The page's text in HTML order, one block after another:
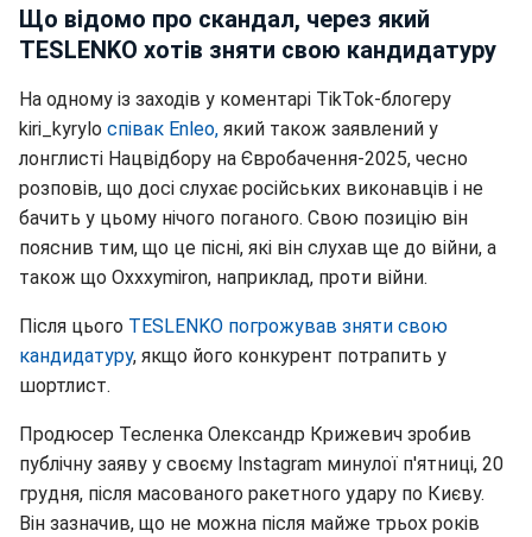
Що відомо про скандал, через який
TESLENKO хотів зняти свою кандидатуру
На одному із заходів у коментарі TikTok-блогеру
kiri_kyrylo співак Enleo, який також заявлений у
лонглисті Нацвідбору на Євробачення-2025, чесно
розповів, що досі слухає російських виконавців і не
бачить у цьому нічого поганого. Свою позицію він
пояснив тим, що це пісні, які він слухав ще до війни, а
також що Oxxxymiron, наприклад, проти війни.
Після цього TESLENKO погрожував зняти свою
кандидатуру, якщо його конкурент потрапить у
шортлист.
Продюсер Тесленка Олександр Крижевич зробив
публічну заяву у своєму Instagram минулої п'ятниці, 20
грудня, після масованого ракетного удару по Києву.
Він зазначив, що не можна після майже трьох років